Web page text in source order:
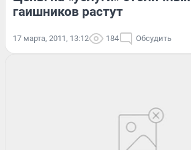
гаишников растут
17 марта, 2011, 13:12 184 Обсудить